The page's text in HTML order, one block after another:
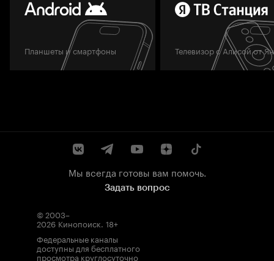
Планшеты и смартфоны Телевизор с Алисой от
Мы всегда готовы вам помочь.
Задать вопрос
© 2003–
2026 Кинопоиск. 18+
Федеральные каналы
доступны для бесплатного
просмотра круглосуточно